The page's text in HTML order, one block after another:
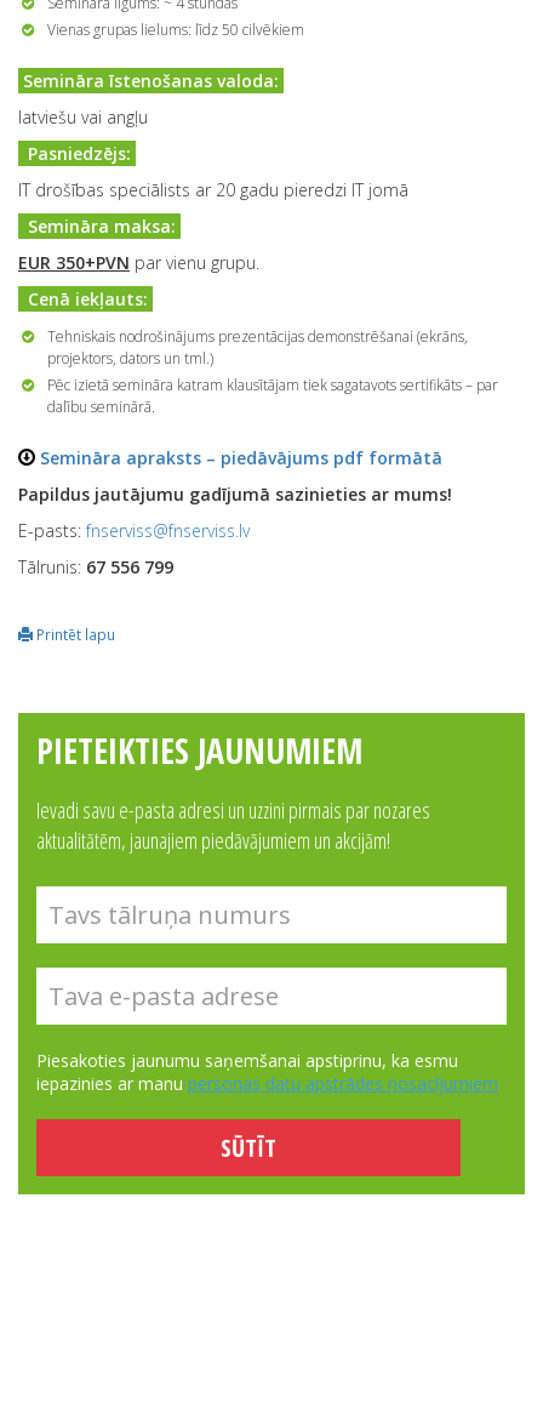
Vienas grupas lielums: līdz 50 cilvēkiem
Semināra īstenošanas valoda:
latviešu vai angļu
Pasniedzējs:
IT drošības speciālists ar 20 gadu pieredzi IT jomā
Semināra maksa:
EUR 350+PVN par vienu grupu.
Cenā iekļauts:
Tehniskais nodrošinājums prezentācijas demonstrēšanai (ekrāns,
projektors, dators un tml.)
Pēc izietā semināra katram klausītājam tiek sagatavots sertifikāts – par
dalību seminārā.
Semināra apraksts – piedāvājums pdf formātā
Papildus jautājumu gadījumā sazinieties ar mums!
E-pasts:fnserviss@fnserviss.lv
Tālrunis: 67 556 799
Printēt lapu
PIETEIKTIES JAUNUMIEM
Ievadi savu e-pasta adresi un uzzini pirmais par nozares
aktualitātēm, jaunajiem piedāvājumiem un akcijām!
Piesakoties jaunumu saņemšanai apstiprinu, ka esmu
iepazinies ar manu personas datu apstrādes nosacījumiem